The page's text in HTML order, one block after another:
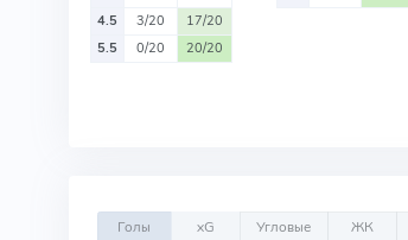
4.5
3/20
17/20
5.5
0/20 20/20
Голы xG Угловые ЖК